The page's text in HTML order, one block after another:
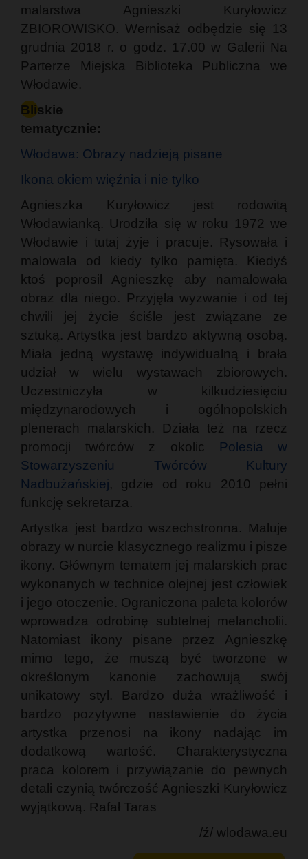
malarstwa Agnieszki Kuryłowicz
ZBIOROWISKO. Wernisaż odbędzie się 13
grudnia 2018 r. o godz. 17.00 w Galerii Na
Parterze Miejska Biblioteka Publiczna we
Włodawie.
Bliskie
tematycznie:
Włodawa: Obrazy nadzieją pisane
Ikona okiem więźnia i nie tylko
Agnieszka Kuryłowicz jest rodowitą
Włodawianką. Urodziła się w roku 1972 we
Włodawie i tutaj żyje i pracuje. Rysowała i
malowała od kiedy tylko pamięta. Kiedyś
ktoś poprosił Agnieszkę aby namalowała
obraz dla niego. Przyjęła wyzwanie i od tej
chwili jej życie ściśle jest związane ze
sztuką. Artystka jest bardzo aktywną osobą.
Miała jedną wystawę indywidualną i brała
udział w wielu wystawach zbiorowych.
Uczestniczyła w kilkudziesięciu
międzynarodowych i ogólnopolskich
plenerach malarskich. Działa też na rzecz
promocji twórców z okolic
Polesia w
Stowarzyszeniu Twórców Kultury
Nadbużańskiej, gdzie od roku 2010 pełni
funkcję sekretarza.
Artystka jest bardzo wszechstronna. Maluje
obrazy w nurcie klasycznego realizmu i pisze
ikony. Głównym tematem jej malarskich prac
wykonanych w technice olejnej jest człowiek
i jego otoczenie. Ograniczona paleta kolorów
wprowadza odrobinę subtelnej melancholii.
Natomiast ikony pisane przez Agnieszkę
mimo tego, że muszą być tworzone w
określonym kanonie zachowują swój
unikatowy styl. Bardzo duża wrażliwość i
bardzo pozytywne nastawienie do życia
artystka przenosi na ikony nadając im
dodatkową wartość. Charakterystyczna
praca kolorem i przywiązanie do pewnych
detali czynią twórczość Agnieszki Kuryłowicz
wyjątkową. Rafał Taras
/ź/ wlodawa.eu